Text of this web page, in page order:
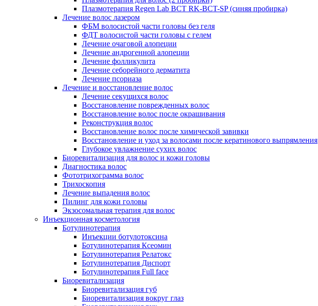
Плазмотерапия Regen Lab BCT RK-BCT-SP (синяя пробирка)
Лечение волос лазером
ФБМ волосистой части головы без геля
ФДТ волосистой части головы с гелем
Лечение очаговой алопеции
Лечение андрогенной алопеции
Лечение фолликулита
Лечение себорейного дерматита
Лечение псориаза
Лечение и восстановление волос
Лечение секущихся волос
Восстановление поврежденных волос
Восстановление волос после окрашивания
Реконструкция волос
Восстановление волос после химической завивки
Восстановление и уход за волосами после кератинового выпрямления
Глубокое увлажнение сухих волос
Биоревитализация для волос и кожи головы
Диагностика волос
Фототрихограмма волос
Трихоскопия
Лечение выпадения волос
Пилинг для кожи головы
Экзосомальная терапия для волос
Инъекционная косметология
Ботулинотерапия
Инъекции ботулотоксина
Ботулинотерапия Ксеомин
Ботулинотерапия Релатокс
Ботулинотерапия Диспорт
Ботулинотерапия Full face
Биоревитализация
Биоревитализация губ
Биоревитализация вокруг глаз